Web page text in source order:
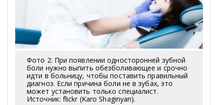
Фото 2: При появлении односторонней зубной
боли нужно выпить обезболивающее и срочно
идти в больницу, чтобы поставить правильный
диагноз. Если причина боли не в зубах, это
может установить только специалист.
Источник: flickr (Karo Shaginyan).